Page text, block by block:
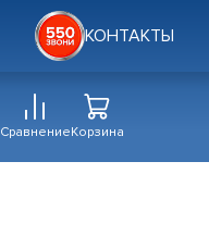
КОНТАКТЫ
СравнениеКорзина